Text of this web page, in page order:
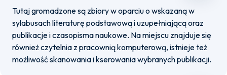
Tutaj gromadzone są zbiory w oparciu o wskazaną w
sylabusach literaturę podstawową i uzupełniającą oraz
publikacje i czasopisma naukowe. Na miejscu znajduje się
również czytelnia z pracownią komputerową, istnieje też
możliwość skanowania i kserowania wybranych publikacji.